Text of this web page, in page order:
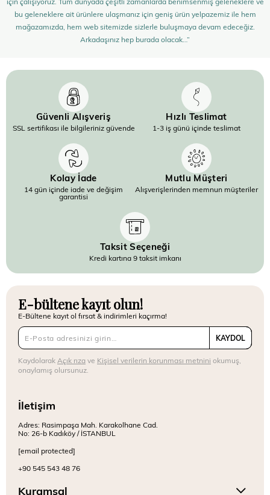
bu geleneklere ait ürünlere ulaşmanız için geniş ürün yelpazemiz ile hem
mağazamızda, hem web sitemizde sizlerle buluşmaya devam edeceğiz.
Arkadaşınız hep burada olacak…”
Güvenli Alışveriş
SSL sertifikası ile bilgileriniz güvende
Hızlı Teslimat
1-3 iş günü içinde teslimat
Kolay İade
14 gün içinde iade ve değişim
garantisi
Mutlu Müşteri
Alışverişlerinden memnun müşteriler
Taksit Seçeneği
Kredi kartına 9 taksit imkanı
E-bültene kayıt olun!
E-Bültene kayıt ol fırsat & indirimleri kaçırma!
KAYDOL
Kaydolarak Açık rızave Kişisel verilerin korunması metnini okumuş,
onaylamış olursunuz.
İletişim
Adres: Rasimpaşa Mah. Karakolhane Cad.
No: 26-b Kadıköy / İSTANBUL
[email protected]
+90 545 543 48 76
Kuramsal